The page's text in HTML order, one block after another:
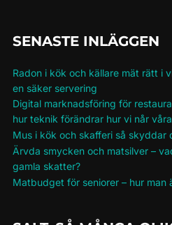
SENASTE INLÄGGEN
Radon i kök och källare mät rätt i
en säker servering
Digital marknadsföring för
hur teknik förändrar hur vi når
Mus i kök och skafferi så skyddar
Ärvda smycken och matsilver –
gamla skatter?
Matbudget för seniorer – hur